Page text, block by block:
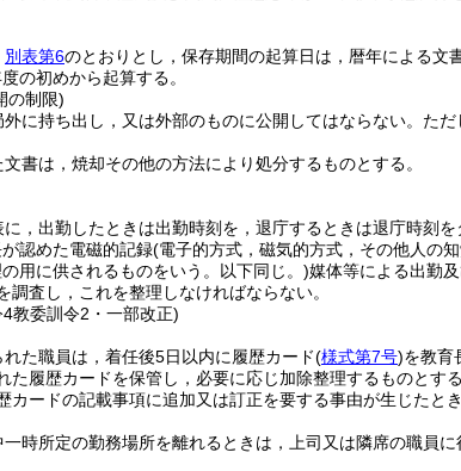
別表第6のとおりとし，保存期間の起算日は，暦年による文
の初めから起算する。
の制限)
に持ち出し，又は外部のものに公開してはならない。 ただ
書は，焼却その他の方法により処分するものとする。
，出勤したときは出勤時刻を，退庁するときは退庁時刻
認めた電磁的記録(電子的方式，磁気的方式，その他人の
用に供されるものをいう。以下同じ。)媒体等による出勤
調査し，これを整理しなければならない。
教委訓令2・一部改正)
た職員は，着任後5日以内に履歴カード(様式第7号)を教育
た履歴カードを保管し，必要に応じ加除整理するものとする
カードの記載事項に追加又は訂正を要する事由が生じたと
時所定の勤務場所を離れるときは，上司又は隣席の職員に